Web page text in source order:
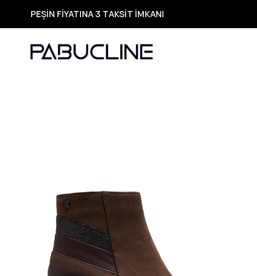
TÜM ÜRÜNLERDE ÜCRETSİZ KARGO
Yeni Sezon Ürünlerde Özel Fırsatlar
Seçili Ürünlerde Hızlı Teslimat